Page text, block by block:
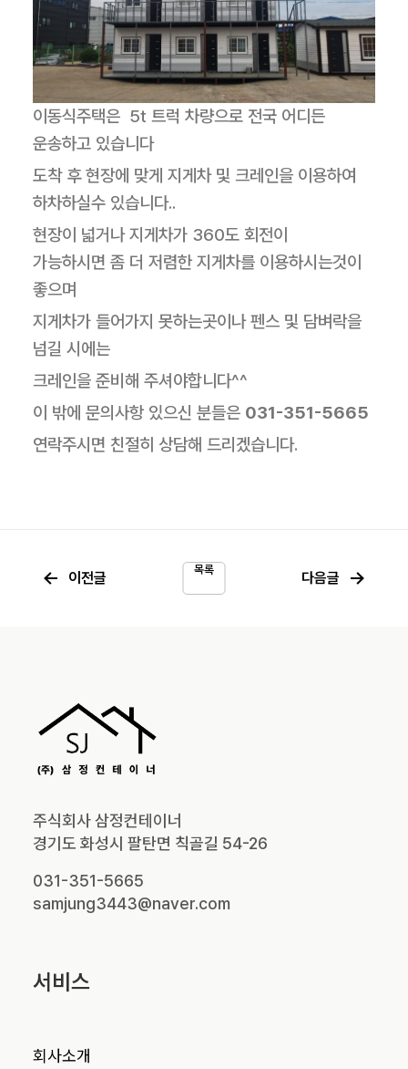
이동식주택은 5t 트럭 차량으로 전국 어디든
운송하고 있습니다
도착 후 현장에 맞게 지게차 및 크레인을 이용하여
하차하실수 있습니다..
현장이 넓거나 지게차가 360도 회전이
가능하시면 좀 더 저렴한 지게차를 이용하시는것이
좋으며
지게차가 들어가지 못하는곳이나 펜스 및 담벼락을
넘길 시에는
크레인을 준비해 주셔야합니다^^
이 밖에 문의사항 있으신 분들은 031-351-5665
연락주시면 친절히 상담해 드리겠습니다.
목록
← 이전글 다음글 →
주식회사 삼정컨테이너
경기도 화성시 팔탄면 칙골길 54-26
031-351-5665
samjung3443@naver.com
서비스
회사소개